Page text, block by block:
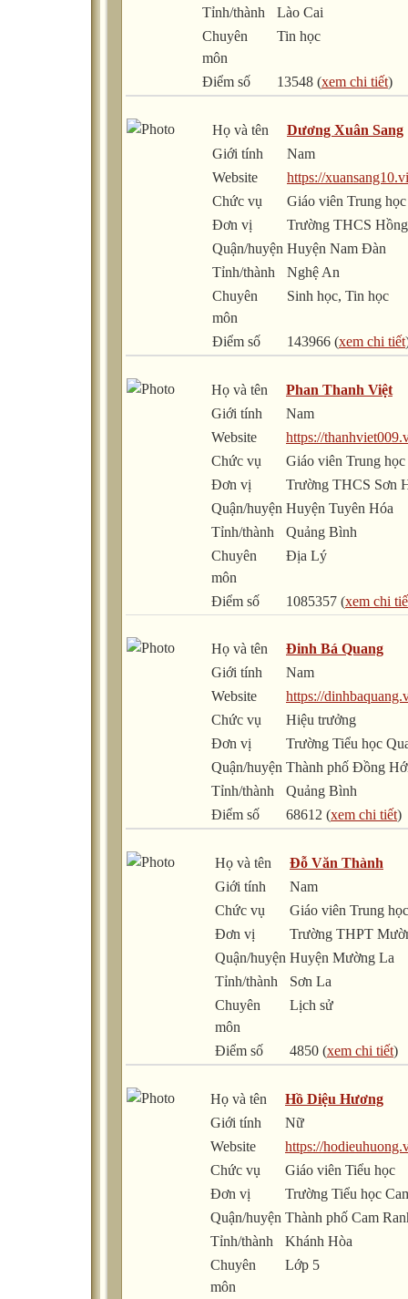
Tỉnh/thành
Lào Cai
Chuyên
môn
Tin học
Điểm số 13548 (xem chi tiết)
Họ và tên
Dương Xuân Sang
Giới tính
Nam
Website
https://
Chức vụ
Giáo viên Trung học
Đơn vị
Trường THCS
Quận/huyện Huyện Nam Đàn
Tỉnh/thành
Nghệ An
Chuyên
môn
Sinh học, Tin học
Điểm số 143966 (xem chi tiết
Họ và tên
Phan Thanh Việt
Giới tính
Nam
Website
https://
Chức vụ
Giáo viên Trung học
Đơn vị
Trường THCS Sơn
Quận/huyện Huyện Tuyên Hóa
Tỉnh/thành
Quảng Bình
Chuyên
môn
Địa Lý
Điểm số 1085357 (xem chi
Họ và tên
Đinh Bá Quang
Giới tính
Nam
Website
https://
Chức vụ
Hiệu trưởng
Đơn vị
Trường Tiểu học
Quận/huyện Thành phố Đồng
Tỉnh/thành
Quảng Bình
Điểm số
68612 (xem chi tiết)
Họ và tên
Đỗ Văn Thành
Giới tính
Nam
Chức vụ
Giáo viên Trung học
Đơn vị
Trường THPT
Quận/huyện Huyện Mường La
Tỉnh/thành
Sơn La
Chuyên
môn
Lịch sử
Điểm số 4850 (xem chi tiết)
Họ và tên
Hồ Diệu Hương
Giới tính
Nữ
Website
https://
Chức vụ
Giáo viên Tiểu học
Đơn vị
Trường Tiểu học
Quận/huyện Thành phố Cam
Tỉnh/thành
Khánh Hòa
Chuyên
môn
Lớp 5